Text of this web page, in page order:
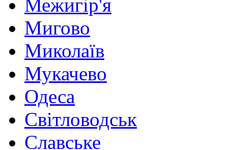
Межигір'я
Мигово
Миколаїв
Мукачево
Одеса
Світловодськ
Славське